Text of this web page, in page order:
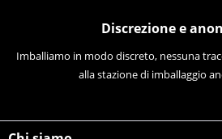
Discrezione e
Imballiamo in modo discreto, nessuna
alla stazione di imballaggio